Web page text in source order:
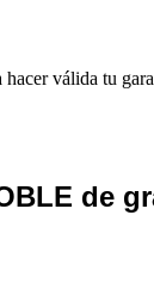
válida tu
de